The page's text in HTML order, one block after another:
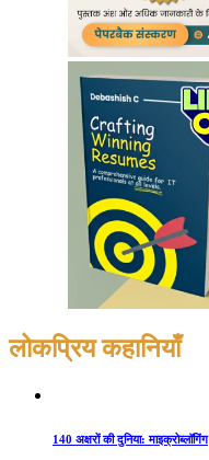
लोकप्रिय कहानियाँ
140 अक्षरों की दुनिया: माइक्रोब्लॉगिंग